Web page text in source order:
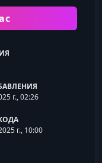
г., 02:26
г., 10:00